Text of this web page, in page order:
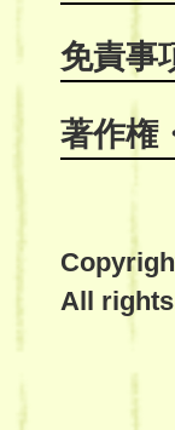
免責事
著作権
All